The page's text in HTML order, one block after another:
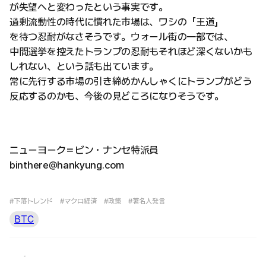
が失望へと変わったという事実です。
過剰流動性の時代に慣れた市場は、ワシの「王道」
を待つ忍耐がなさそうです。ウォール街の一部では、
中間選挙を控えたトランプの忍耐もそれほど深くないかも
しれない、という話も出ています。
常に先行する市場の引き締めかんしゃくにトランプがどう
反応するのかも、今後の見どころになりそうです。
ニューヨーク＝ビン・ナンセ特派員
binthere@hankyung.com
#下落トレンド #マクロ経済 #政策 #著名人発言
BTC